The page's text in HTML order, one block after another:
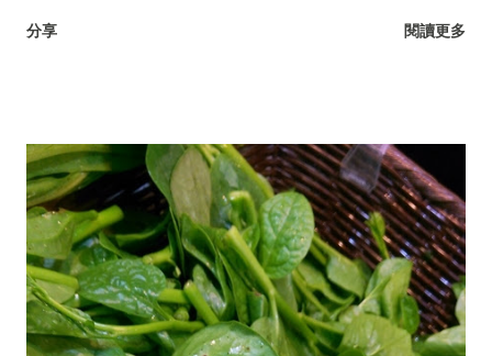
分享 閱讀更多